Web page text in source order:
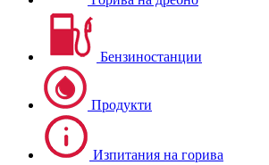
Бензиностанции
Продукти
Изпитания на горива